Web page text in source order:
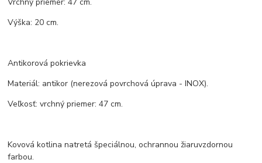
Výška: 20 cm.
Antikorová pokrievka
Materiál: antikor (nerezová povrchová úprava - INOX).
Veľkosť: vrchný priemer: 47 cm.
Kovová kotlina natretá špeciálnou, ochrannou žiaruvzdornou
farbou.